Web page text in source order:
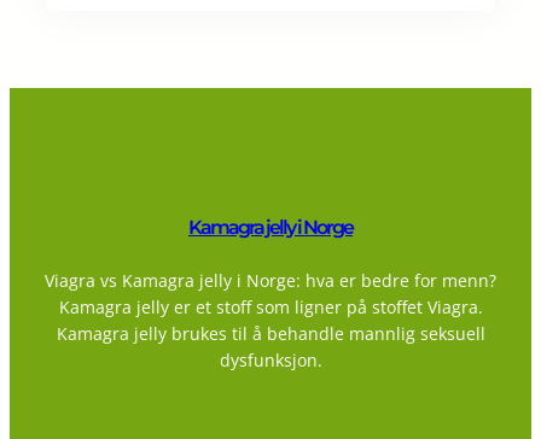
Kamagra jelly i Norge
Viagra vs Kamagra jelly i Norge: hva er bedre for menn?
Kamagra jelly er et stoff som ligner på stoffet Viagra.
Kamagra jelly brukes til å behandle mannlig seksuell
dysfunksjon.